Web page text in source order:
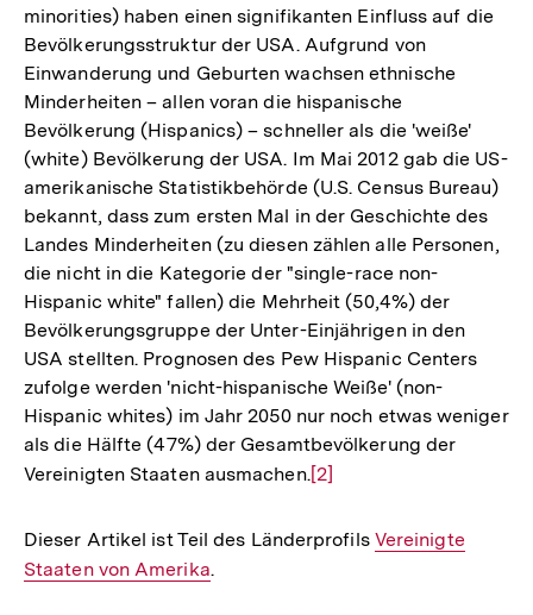
minorities) haben einen signifikanten Einfluss auf die
Bevölkerungsstruktur der USA. Aufgrund von
Einwanderung und Geburten wachsen ethnische
Minderheiten – allen voran die hispanische
Bevölkerung (Hispanics) – schneller als die 'weiße'
(white) Bevölkerung der USA. Im Mai 2012 gab die US-
amerikanische Statistikbehörde (U.S. Census Bureau)
bekannt, dass zum ersten Mal in der Geschichte des
Landes Minderheiten (zu diesen zählen alle Personen,
die nicht in die Kategorie der "single-race non-
Hispanic white" fallen) die Mehrheit (50,4%) der
Bevölkerungsgruppe der Unter-Einjährigen in den
USA stellten. Prognosen des Pew Hispanic Centers
zufolge werden 'nicht-hispanische Weiße' (non-
Hispanic whites) im Jahr 2050 nur noch etwas weniger
als die Hälfte (47%) der Gesamtbevölkerung der
Vereinigten Staaten ausmachen.Zur
der
[2]
Dieser Artikel ist Teil des Länderprofils Interner
Vereinigte
Staaten von Amerika.